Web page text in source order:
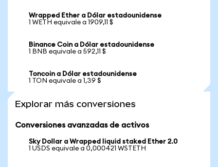
Wrapped Ether a Dólar estadounidense
1 WETH equivale a 1909,11 $
Binance Coin a Dólar estadounidense
1 BNB equivale a 592,11 $
Toncoin a Dólar estadounidense
1 TON equivale a 1,39 $
Explorar más conversiones
Conversiones avanzadas de activos
Sky Dollar a Wrapped liquid staked Ether 2.0
1 USDS equivale a 0,000421 WSTETH